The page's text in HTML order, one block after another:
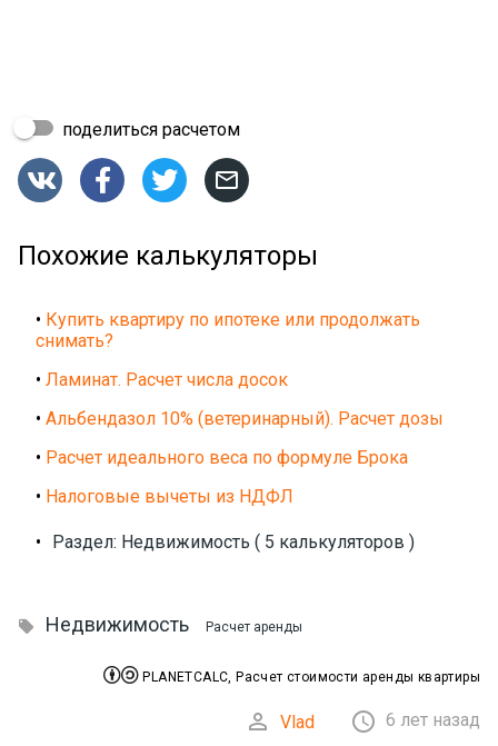
поделиться расчетом
   
Похожие калькуляторы
• Купить квартиру по ипотеке или продолжать
снимать?
• Ламинат. Расчет числа досок
• Альбендазол 10% (ветеринарный). Расчет дозы
• Расчет идеального веса по формуле Брока
• Налоговые вычеты из НДФЛ
• Раздел: Недвижимость ( 5 калькуляторов )
 Недвижимость Расчет аренды
 PLANETCALC, Расчет стоимости аренды квартиры
 Vlad  6 лет назад